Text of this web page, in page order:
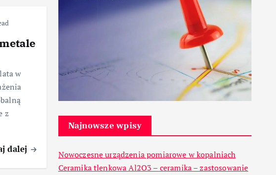
w
z
dalej
Najnowsze wpisy
Nowoczesne urządzenia pomiarowe w kopalniach
Ceramika tlenkowa Al2O3 – ceramika – zastosowanie